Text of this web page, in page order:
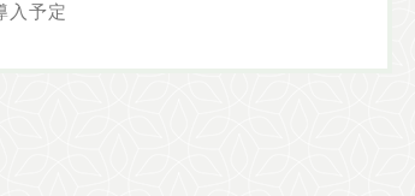
入予定